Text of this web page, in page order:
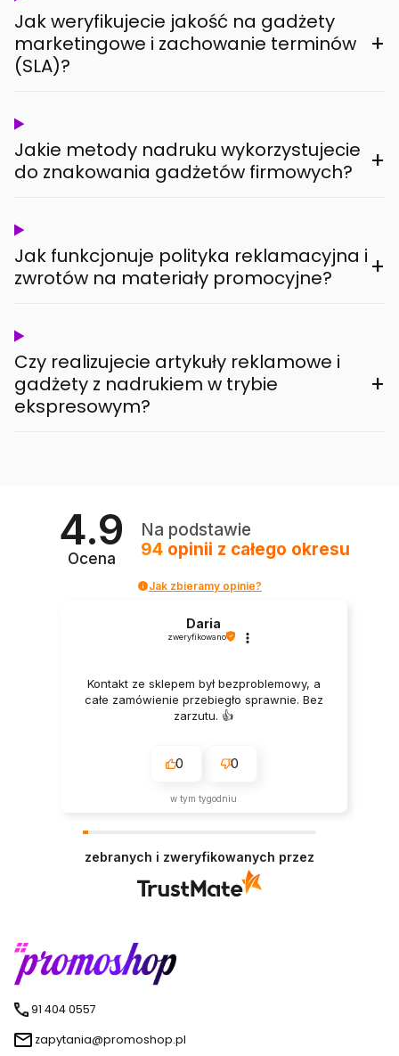
Jak weryfikujecie jakość na gadżety
marketingowe i zachowanie terminów
(SLA)?
+
Jakie metody nadruku wykorzystujecie
do znakowania gadżetów firmowych?
+
Jak funkcjonuje polityka reklamacyjna i
zwrotów na materiały promocyjne?
+
Czy realizujecie artykuły reklamowe i
gadżety z nadrukiem w trybie
ekspresowym?
+
4.9
Ocena
Na podstawie
94 opinii z całego okresu
Jak zbieramy opinie?
Daria
zweryfikowano
Kontakt ze sklepem był bezproblemowy, a
całe zamówienie przebiegło sprawnie. Bez
zarzutu. 👍️
0 0
w tym tygodniu
zebranych i zweryfikowanych przez
91 404 0557
zapytania@promoshop.pl